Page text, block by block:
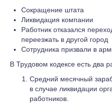
Сокращение штата
Ликвидация компании
Работник отказался
переезжать в другой город
Сотрудника призвали в
В Трудовом кодексе есть два
Средний месячный
в случае ликвидации
работников.